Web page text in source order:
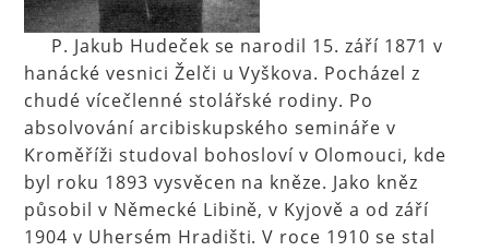
P. Jakub Hudeček se narodil 15. září 1871 v
hanácké vesnici Želči u Vyškova. Pocházel z
chudé vícečlenné stolářské rodiny. Po
absolvování arcibiskupského semináře v
Kroměříži studoval bohosloví v Olomouci, kde
byl roku 1893 vysvěcen na kněze. Jako kněz
působil v Německé Libině, v Kyjově a od září
1904 v Uhersém Hradišti. V roce 1910 se stal